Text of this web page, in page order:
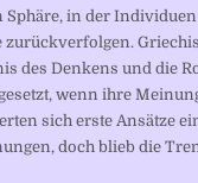
Sphäre, in der
des Denkens und die
wenn ihre
sich erste Ansätze
doch blieb die